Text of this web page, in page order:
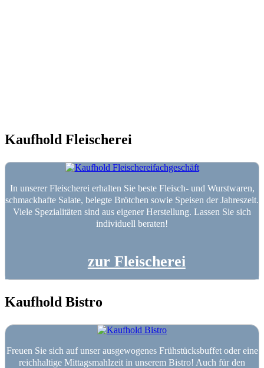
Kaufhold Fleischerei
In unserer Fleischerei erhalten Sie beste Fleisch- und Wurstwaren,
schmackhafte Salate, belegte Brötchen sowie Speisen der Jahreszeit.
Viele Spezialitäten sind aus eigener Herstellung. Lassen Sie sich
individuell beraten!
zur Fleischerei
Kaufhold Bistro
Freuen Sie sich auf unser ausgewogenes Frühstücksbuffet oder eine
reichhaltige Mittagsmahlzeit in unserem Bistro! Auch für den